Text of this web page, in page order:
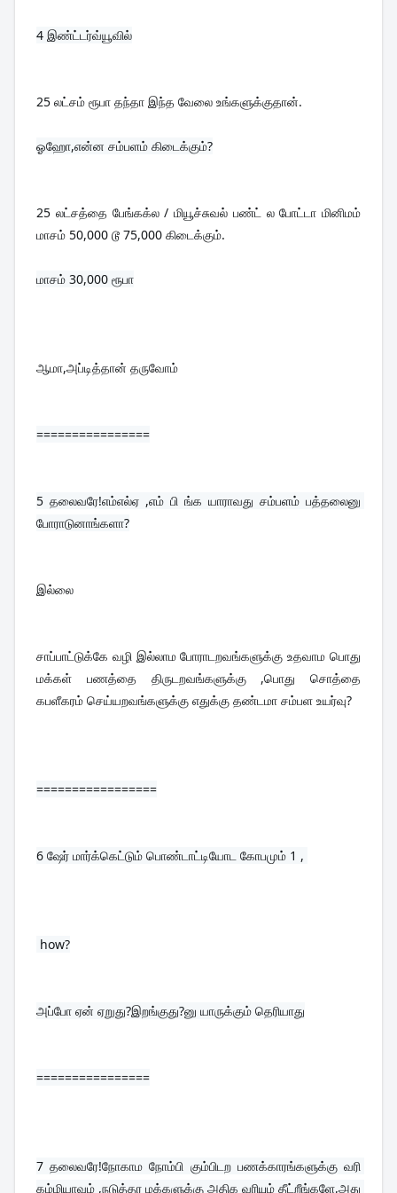
4 இண்ட்டர்வ்யூவில்
25 லட்சம் ரூபா தந்தா இந்த வேலை உங்களுக்குதான்.
ஓஹோ,என்ன சம்பளம் கிடைக்கும்?
25 லட்சத்தை பேங்கக்ல / மியூச்சுவல் பண்ட் ல போட்டா மினிமம்
மாசம் 50,000 டூ 75,000 கிடைக்கும்.
மாசம் 30,000 ரூபா
ஆமா,அப்டித்தான் தருவோம்
================
5 தலைவரே!எம்எல்ஏ ,எம் பி ங்க யாராவது சம்பளம் பத்தலைனு
போராடுனாங்களா?
இல்லை
சாப்பாட்டுக்கே வழி இல்லாம போராடறவங்களுக்கு உதவாம பொது
மக்கள் பணத்தை திருடறவங்களுக்கு ,பொது சொத்தை
கபளீகரம் செய்யறவங்களுக்கு எதுக்கு தண்டமா சம்பள உயர்வு?
=================
6 ஷேர் மார்க்கெட்டும் பொண்டாட்டியோட கோபமும் 1 ,
how?
அப்போ ஏன் ஏறுது?இறங்குது?னு யாருக்கும் தெரியாது
================
7 தலைவரே!நோகாம நோம்பி கும்பிடற பணக்காரங்களுக்கு வரி
கம்மியாவும் ,நடுத்தர மக்களுக்கு அதிக வரியும் தீட்றீங்களே,அது